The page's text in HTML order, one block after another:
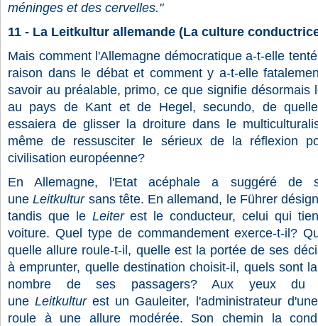
méninges et des cervelles."
11 - La Leitkultur allemande (La culture
Mais comment l'Allemagne démocratique a-t-elle
raison dans le débat et comment y a-t-elle
savoir au préalable, primo, ce que signifie désormais
au pays de Kant et de Hegel, secundo, de
essaiera de glisser la droiture dans le
même de ressusciter le sérieux de la réflexion
civilisation européenne?
En Allemagne, l'Etat acéphale a suggéré de
une Leitkultur sans tête. En allemand, le Führer
tandis que le Leiter est le conducteur, celui qui
voiture. Quel type de commandement exerce-t-il?
quelle allure roule-t-il, quelle est la portée de ses
à emprunter, quelle destination choisit-il, quels sont
nombre de ses passagers? Aux yeux du
une Leitkultur est un Gauleiter, l'administrateur
roule à une allure modérée. Son chemin la